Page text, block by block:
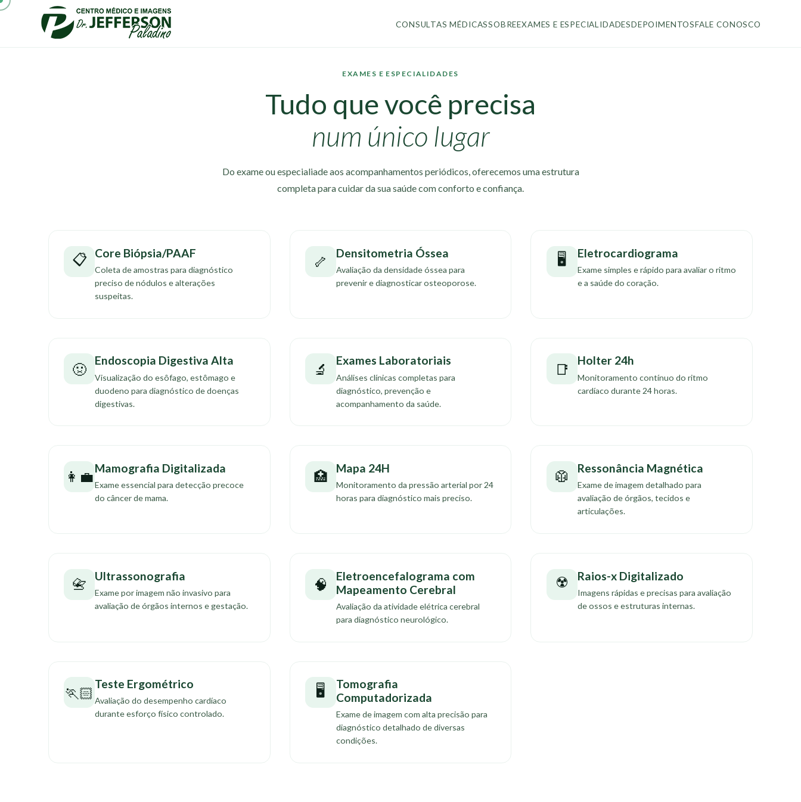
CONSULTAS MÉDICASSOBREEXAMES E ESPECIALIDADESDEPOIMENTOSFALE CONOSCO
EXAMES E ESPECIALIDADES
Tudo que você precisa
num único lugar
Do exame ou especialiade aos acompanhamentos periódicos, oferecemos uma estrutura
completa para cuidar da sua saúde com conforto e confiança.
📋 Core Biópsia/PAAF
Coleta de amostras para diagnóstico
preciso de nódulos e alterações
suspeitas.
🦴 Densitometria Óssea
Avaliação da densidade óssea para
prevenir e diagnosticar osteoporose.
🖥️ Eletrocardiograma
Exame simples e rápido para avaliar o ritmo
e a saúde do coração.
🤢 Endoscopia Digestiva Alta
Visualização do esôfago, estômago e
duodeno para diagnóstico de doenças
digestivas.
🔬 Exames Laboratoriais
Análises clínicas completas para
diagnóstico, prevenção e
acompanhamento da saúde.
📑 Holter 24h
Monitoramento contínuo do ritmo
cardíaco durante 24 horas.
👩‍💼Mamografia Digitalizada
Exame essencial para detecção precoce
do câncer de mama.
🏥 Mapa 24H
Monitoramento da pressão arterial por 24
horas para diagnóstico mais preciso.
🥼 Ressonância Magnética
Exame de imagem detalhado para
avaliação de órgãos, tecidos e
articulações.
📇 Ultrassonografia
Exame por imagem não invasivo para
avaliação de órgãos internos e gestação.
🧠
Eletroencefalograma com
Mapeamento Cerebral
Avaliação da atividade elétrica cerebral
para diagnóstico neurológico.
☢️ Raios-x Digitalizado
Imagens rápidas e precisas para avaliação
de ossos e estruturas internas.
🏃🏻‍ Teste Ergométrico
Avaliação do desempenho cardíaco
durante esforço físico controlado.
🖥️
Tomografia
Computadorizada
Exame de imagem com alta precisão para
diagnóstico detalhado de diversas
condições.